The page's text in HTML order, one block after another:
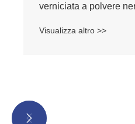
verniciata a polvere
Visualizza altro >>

